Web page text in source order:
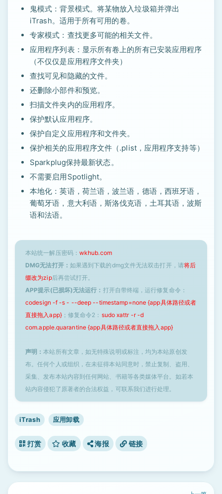
鬼模式：背景模式。将某物放入垃圾箱并弹出
iTrash。适用于所有可用的卷。
专家模式：查找更多可能的相关文件。
应用程序列表：显示所有卷上的所有已安装应用程序
（不仅仅是应用程序文件夹）
查找可见和隐藏的文件。
还删除小部件和预览。
扫描文件夹内的应用程序。
保护默认应用程序。
保护自定义应用程序和文件夹。
保护相关的应用程序文件（.plist，应用程序支持等）
Sparkplug保持最新状态。
不需要启用Spotlight。
本地化：英语，荷兰语，波兰语，德语，西班牙语，
葡萄牙语，意大利语，斯洛伐克语，土耳其语，波斯
语和法语。
本站统一解压密码： wkhub.com
DMG无法打开： 如果遇到下载的dmg文件无法双击打开，请将后
缀改为zip后再尝试打开。
APP提示(已损坏)无法运行： 打开自带终端，运行修复命令：
codesign -f -s - --deep --timestamp=none {app具体路径或者
直接拖入app}；修复命令2： sudo xattr -r -d
com.apple.quarantine {app具体路径或者直接拖入app}
声明：本站所有文章，如无特殊说明或标注，均为本站原创发
布。任何个人或组织，在未征得本站同意时，禁止复制、盗用、
采集、发布本站内容到任何网站、书籍等各类媒体平台。如若本
站内容侵犯了原著者的合法权益，可联系我们进行处理。
iTrash 应用卸载
打赏 收藏 海报 链接